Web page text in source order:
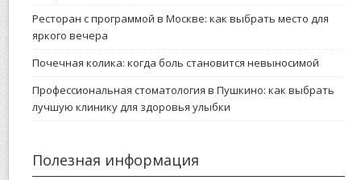
Ресторан с программой в Москве: как выбрать место для
яркого вечера
Почечная колика: когда боль становится невыносимой
Профессиональная стоматология в Пушкино: как выбрать
лучшую клинику для здоровья улыбки
Полезная информация